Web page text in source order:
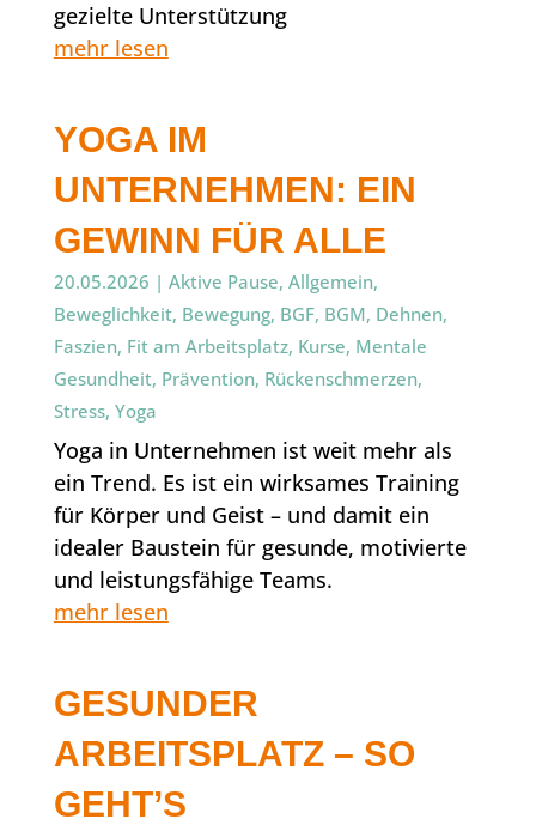
gezielte Unterstützung
mehr lesen
YOGA IM
UNTERNEHMEN: EIN
GEWINN FÜR ALLE
20.05.2026 | Aktive Pause, Allgemein,
Beweglichkeit, Bewegung, BGF, BGM, Dehnen,
Faszien, Fit am Arbeitsplatz, Kurse, Mentale
Gesundheit, Prävention, Rückenschmerzen,
Stress, Yoga
Yoga in Unternehmen ist weit mehr als
ein Trend. Es ist ein wirksames Training
für Körper und Geist – und damit ein
idealer Baustein für gesunde, motivierte
und leistungsfähige Teams.
mehr lesen
GESUNDER
ARBEITSPLATZ – SO
GEHT’S